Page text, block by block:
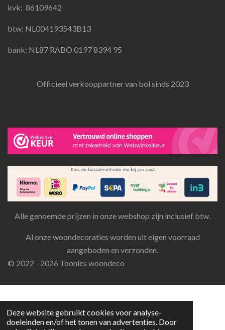
Deze website gebruikt cookies voor analyse-
doeleinden en/of het tonen van advertenties. Door
k
a
kvk: 86109642
btw: NL004193543B13
bank: NL87 RABO 0197 8394 95
Officieel verkooppartner van bol sinds 2023
Alle genoemde prijzen in onze webshop zijn inclusief btw.
Al onze woondecoraties worden uit eigen voorraad
aangeboden en verzonden.
© 2022 - 2026 Toonies woondeco